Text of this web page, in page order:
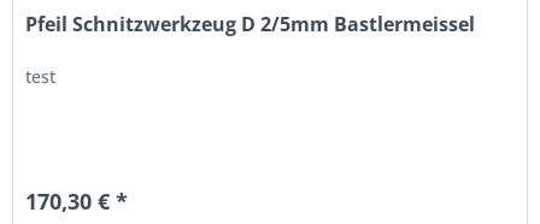
Pfeil Schnitzwerkzeug D 2/5mm Bastlermeissel
test
170,30 € *